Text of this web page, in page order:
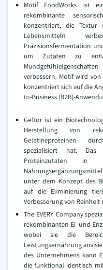
Motif FoodWorks ist
rekombinante
konzentriert, die Textur
Lebensmitteln
Präzisionsfermentation
um Zutaten zu
verbessern. Motif wird
konzentriert sich auf die
to-Business (B2B)-
Geltor ist ein
Herstellung von
Gelatineproteinen
spezialisiert hat. Das
Proteinzutaten in
unter dem Konzept des
auf die Eliminierung
Verbesserung von
The EVERY Company
rekombinanten Ei- und
wobei sie die
Leistungsernährung
des Unternehmens kann
die funktional identisch